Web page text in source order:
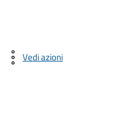
Vedi azioni